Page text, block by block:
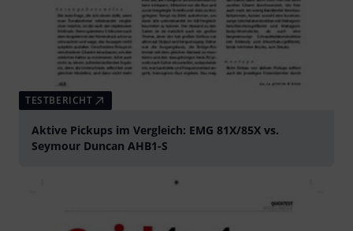
TESTBERICHT
Aktive Pickups im Vergleich: EMG 81X/85X vs.
Seymour Duncan AHB1-S